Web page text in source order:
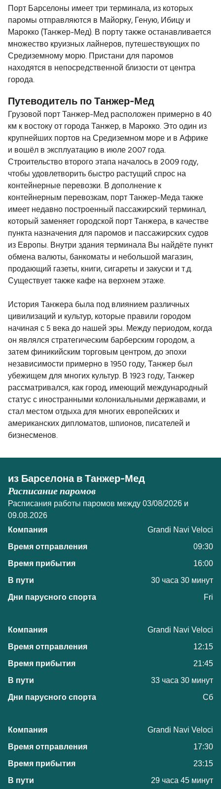
Порт Барселоны имеет три терминала, из которых
паромы отправляются в Майорку, Геную, Ибицу и
Марокко (Танжер-Мед). В порту также останавливается
множество круизных лайнеров, путешествующих по
Средиземному морю. Пристани для паромов
находятся в непосредственной близости от центра
города.
Путеводитель по Танжер-Мед
Грузовой порт Танжер-Мед расположен примерно в 40
км к востоку от города Танжер, в Марокко. Это один из
крупнейших портов на Средиземном море и в Африке
и вошёл в эксплуатацию в июле 2007 года.
Строительство второго этапа началось в 2009 году,
чтобы удовлетворить быстро растущий спрос на
контейнерные перевозки. В дополнение к
контейнерным перевозкам, порт Танжер-Меда также
имеет недавно построенный пассажирский терминал,
который заменяет городской порт Танжера, в качестве
пункта назначения для паромов и пассажирских судов
из Европы. Внутри здания терминала Вы найдёте пункт
обмена валюты, банкоматы и небольшой магазин,
продающий газеты, книги, сигареты и закуски и т.д.
Существует также кафе на верхнем этаже.
История Танжера была под влиянием различных
цивилизаций и культур, которые правили городом
начиная с 5 века до нашей эры. Между периодом, когда
он являлся стратегическим барберским городом, а
затем финикийским торговым центром, до эпохи
независимости примерно в 1950 году, Танжер был
убежищем для многих культур. В 1923 году, Танжер
рассматривался, как город, имеющий международный
статус с иностранными колониальными державами, и
стал местом отдыха для многих европейских и
американских дипломатов, шпионов, писателей и
бизнесменов.
из Барселона в Танжер-Мед
Расписание паромов
Расписания работы паромов между 03/08/2026 и
09.08.2026
Grandi Navi Veloci
09:30
16:00
30 часа 30 минут
Fri
Grandi Navi Veloci
12:15
21:45
33 часа 30 минут
Сб
Grandi Navi Veloci
17:30
23:15
29 часа 45 минут